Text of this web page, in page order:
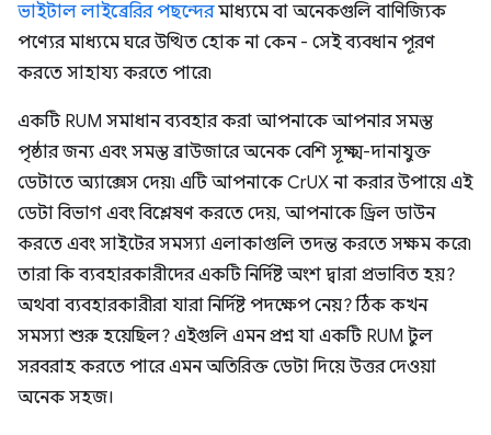
ভাইটাল লাইব্রেরির পছন্দেরমাধ্যমে বা অনেকগুলি বাণিজ্যিক
পণ্যের মাধ্যমে ঘরে উত্থিত হোক না কেন - সেই ব্যবধান পূরণ
করতে সাহায্য করতে পারে৷
একটি RUM সমাধান ব্যবহার করা আপনাকে আপনার সমস্ত
পৃষ্ঠার জন্য এবং সমস্ত ব্রাউজারে অনেক বেশি সূক্ষ্ম-দানাযুক্ত
ডেটাতে অ্যাক্সেস দেয়৷ এটি আপনাকে CrUX না করার উপায়ে এই
ডেটা বিভাগ এবং বিশ্লেষণ করতে দেয়, আপনাকে ড্রিল ডাউন
করতে এবং সাইটের সমস্যা এলাকাগুলি তদন্ত করতে সক্ষম করে৷
তারা কি ব্যবহারকারীদের একটি নির্দিষ্ট অংশ দ্বারা প্রভাবিত হয়?
অথবা ব্যবহারকারীরা যারা নির্দিষ্ট পদক্ষেপ নেয়? ঠিক কখন
সমস্যা শুরু হয়েছিল? এইগুলি এমন প্রশ্ন যা একটি RUM টুল
সরবরাহ করতে পারে এমন অতিরিক্ত ডেটা দিয়ে উত্তর দেওয়া
অনেক সহজ।